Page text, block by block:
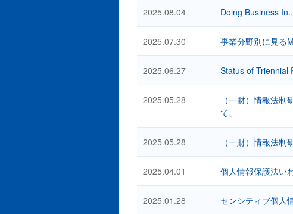
2025.08.04 Doing Business
2025.07.30 事業分野別に見る
2025.06.27 Status of Triennial
2025.05.28
（一財）情報法
て」
2025.05.28 （一財）情報法
2025.04.01 個人情報保護法い
2025.01.28 センシティブ個人